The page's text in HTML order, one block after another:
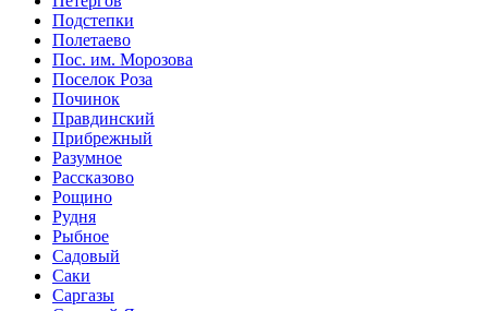
Подстепки
Полетаево
Пос. им. Морозова
Поселок Роза
Починок
Правдинский
Прибрежный
Разумное
Рассказово
Рощино
Рудня
Рыбное
Садовый
Саки
Саргазы